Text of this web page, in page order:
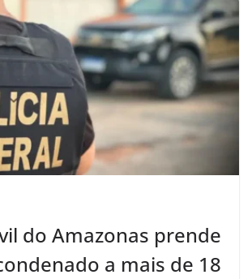
do Amazonas prende
a mais de 18